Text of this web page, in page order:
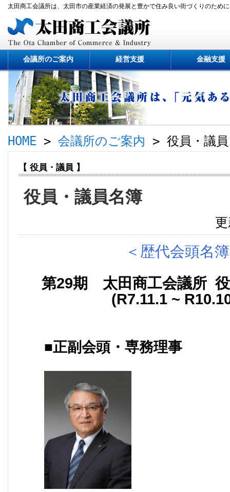
太田商工会議所は、太田市の産業経済の発展と豊かで住み良い街づくりのため
会議所のご案内 経営支援 金融支援
HOME > 会議所のご案内 > 役員・議員
【 役員・議員 】
役員・議員名簿
＜歴代会頭名
第29期 太田商工会議所
(R7.11.1 ~
■正副会頭・専務理事